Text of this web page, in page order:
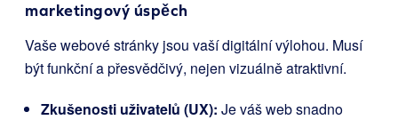
marketingový úspěch
Vaše webové stránky jsou vaší digitální výlohou. Musí
být funkční a přesvědčivý, nejen vizuálně atraktivní.
Zkušenosti uživatelů (UX): Je váš web snadno